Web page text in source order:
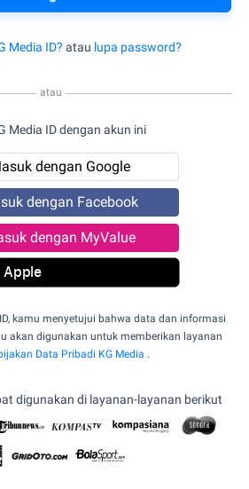
Media ID? atau lupa password?
atau
Media ID dengan akun ini
dengan Google
dengan Facebook
dengan MyValue
Apple
kamu menyetujui bahwa data dan informasi
akan digunakan untuk memberikan layanan
Data Pribadi KG Media .
digunakan di layanan-layanan berikut